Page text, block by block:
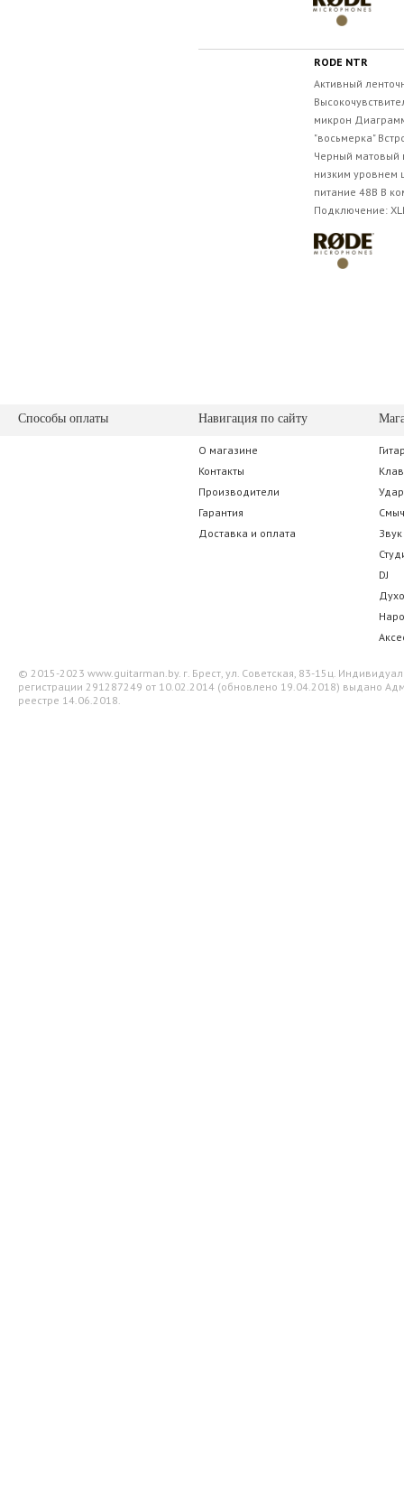
RODE NTR
Активный
микрон
"восьмерка"
Черный матовый
низким уровнем
питание 48В В
Подключение:
Способы оплаты Навигация по сайту
О магазине
Контакты
Производители
Гарантия
Доставка и оплата
Звук
DJ
© 2015-2023 www.guitarman.by. г. Брест, ул. Советская, 83-15ц.
регистрации 291287249 от 10.02.2014 (обновлено 19.04.2018) выдано
реестре 14.06.2018.